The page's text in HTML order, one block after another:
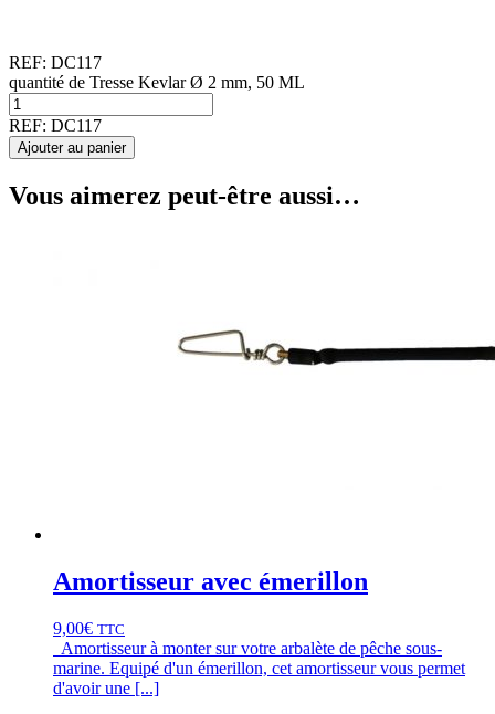
REF: DC117
quantité de Tresse Kevlar Ø 2 mm, 50 ML
REF: DC117
Ajouter au panier
Vous aimerez peut-être aussi…
Amortisseur avec émerillon
9,00€ TTC
Amortisseur à monter sur votre arbalète de pêche sous-
marine. Equipé d'un émerillon, cet amortisseur vous permet
d'avoir une [...]